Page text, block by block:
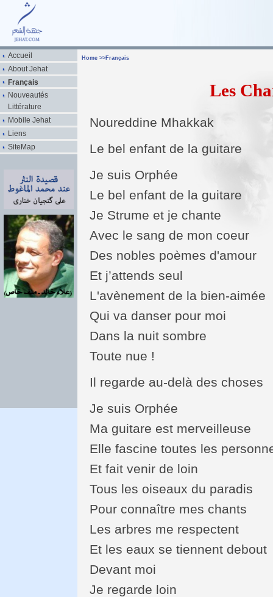
Accueil
About Jehat
Français
Nouveautés
Littérature
Mobile Jehat
Liens
SiteMap
Home >> Français
Les
Noureddine Mhakkak
Le bel enfant de la guitare
Je suis Orphée
Le bel enfant de la guitare
Je Strume et je chante
Avec le sang de mon coeur
Des nobles poèmes d'amour
Et j’attends seul
L'avènement de la bien-aimée
Qui va danser pour moi
Dans la nuit sombre
Toute nue !
Il regarde au-delà des choses
Je suis Orphée
Ma guitare est merveilleuse
Elle fascine toutes les
Et fait venir de loin
Tous les oiseaux du paradis
Pour connaître mes chants
Les arbres me respectent
Et les eaux se tiennent debout
Devant moi
Je regarde loin